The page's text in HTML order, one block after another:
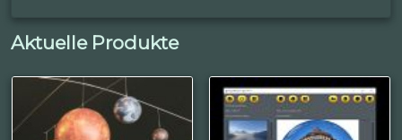
Aktuelle Produkte